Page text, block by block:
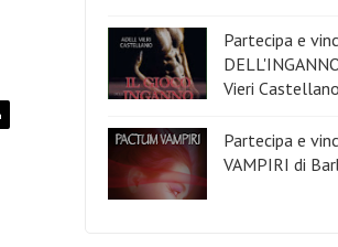
Partecipa e
Vieri
Partecipa e
VAMPIRI di